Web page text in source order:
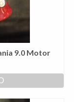
9.0 Motor